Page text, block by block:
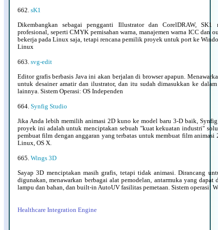
662. sK1
Dikembangkan sebagai pengganti Illustrator dan CorelDRAW, SK1
profesional, seperti CMYK pemisahan warna, manajemen warna ICC dan
bekerja pada Linux saja, tetapi rencana pemilik proyek untuk port ke
Linux
663. svg-edit
Editor grafis berbasis Java ini akan berjalan di browser apapun.
untuk desainer amatir dan ilustrator, dan itu sudah dimasukkan ke
lainnya. Sistem Operasi: OS Independen
664. Synfig Studio
Jika Anda lebih memilih animasi 2D kuno ke model baru 3-D baik,
proyek ini adalah untuk menciptakan sebuah "kuat kekuatan industri"
pembuat film dengan anggaran yang terbatas untuk membuat film animasi
Linux, OS X.
665. Wings 3D
Sayap 3D menciptakan masih grafis, tetapi tidak animasi. Dirancang
digunakan, menawarkan berbagai alat pemodelan, antarmuka yang dapat
lampu dan bahan, dan built-in AutoUV fasilitas pemetaan. Sistem operasi:
Healthcare Integration Engine